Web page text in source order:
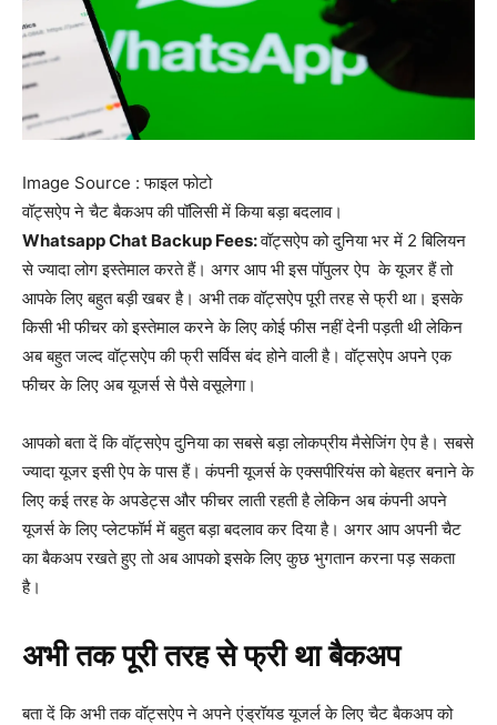
Image Source : फाइल फोटो
वॉट्सऐप ने चैट बैकअप की पॉलिसी में किया बड़ा बदलाव।
Whatsapp Chat Backup Fees:वॉट्सऐप को दुनिया भर में 2 बिलियन
से ज्यादा लोग इस्तेमाल करते हैं। अगर आप भी इस पॉपुलर ऐप के यूजर हैं तो
आपके लिए बहुत बड़ी खबर है। अभी तक वॉट्सऐप पूरी तरह से फ्री था। इसके
किसी भी फीचर को इस्तेमाल करने के लिए कोई फीस नहीं देनी पड़ती थी लेकिन
अब बहुत जल्द वॉट्सऐप की फ्री सर्विस बंद होने वाली है। वॉट्सऐप अपने एक
फीचर के लिए अब यूजर्स से पैसे वसूलेगा।
आपको बता दें कि वॉट्सऐप दुनिया का सबसे बड़ा लोकप्रीय मैसेजिंग ऐप है। सबसे
ज्यादा यूजर इसी ऐप के पास हैं। कंपनी यूजर्स के एक्सपीरियंस को बेहतर बनाने के
लिए कई तरह के अपडेट्स और फीचर लाती रहती है लेकिन अब कंपनी अपने
यूजर्स के लिए प्लेटफॉर्म में बहुत बड़ा बदलाव कर दिया है। अगर आप अपनी चैट
का बैकअप रखते हुए तो अब आपको इसके लिए कुछ भुगतान करना पड़ सकता
है।
अभी तक पूरी तरह से फ्री था बैकअप
बता दें कि अभी तक वॉट्सऐप ने अपने एंड्रॉयड यूजर्ल के लिए चैट बैकअप को